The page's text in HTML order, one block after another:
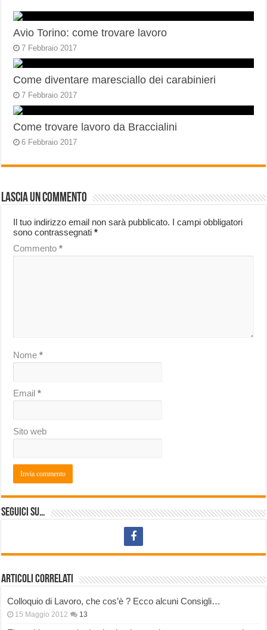
Avio Torino: come trovare lavoro
7 Febbraio 2017
Come diventare maresciallo dei carabinieri
7 Febbraio 2017
Come trovare lavoro da Braccialini
6 Febbraio 2017
Lascia un commento
Il tuo indirizzo email non sarà pubblicato. I campi obbligatori
sono contrassegnati*
Commento*
Nome*
Email*
Sito web
Seguici su…
Articoli correlati
Colloquio di Lavoro, che cos’è ? Ecco alcuni Consigli…
15 Maggio 2012 13